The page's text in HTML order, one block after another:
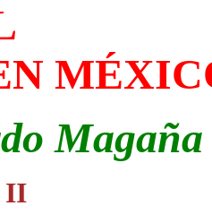
Magaña
II